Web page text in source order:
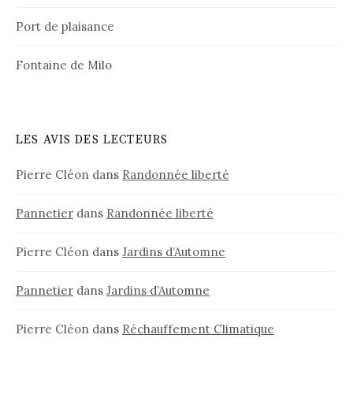
Port de plaisance
Fontaine de Milo
LES AVIS DES LECTEURS
Pierre Cléon dans Randonnée liberté
Pannetier dans Randonnée liberté
Pierre Cléon dans Jardins d’Automne
Pannetier dans Jardins d’Automne
Pierre Cléon dans Réchauffement Climatique